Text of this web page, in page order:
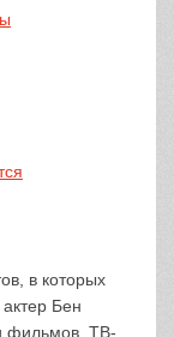
в которых
Бен
фильмов, ТВ-